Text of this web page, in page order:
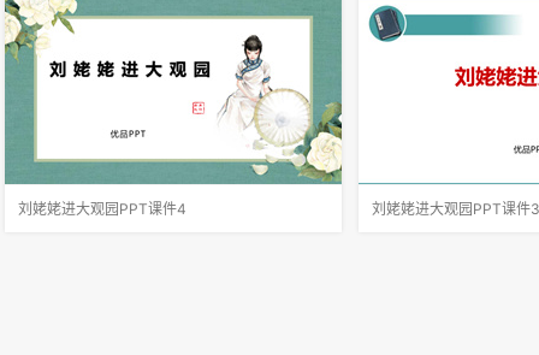
的无意遗漏，为什么？明确：①宝钗。因为她
乖巧持重，作者在不写中写出了她的工于心计、
故作端庄的大家风范。②迎春。迎春信
从写凤姐、鸳鸯等人设局
姥姥上演笑剧的过程，最
刘姥姥进大观园PPT课件4
刘姥姥进大观园PPT课件3